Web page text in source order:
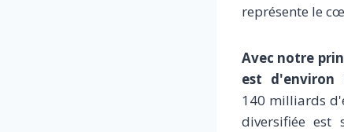
représente le
Avec notre
est d'environ
140 milliards
diversifiée est